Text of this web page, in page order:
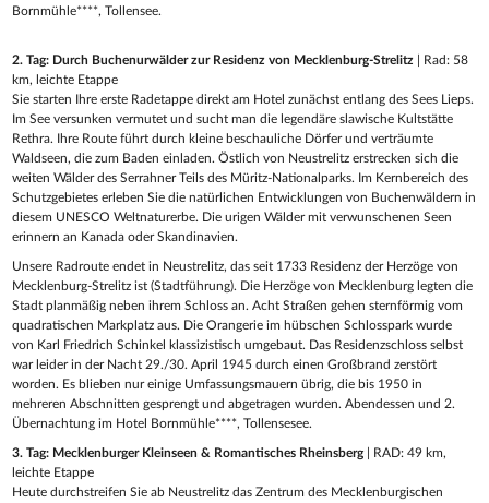
Bornmühle****, Tollensee.
2. Tag: Durch Buchenurwälder zur Residenz von Mecklenburg-Strelitz
| Rad: 58
km, leichte Etappe
Sie starten Ihre erste Radetappe direkt am Hotel zunächst entlang des Sees Lieps.
Im See versunken vermutet und sucht man die legendäre slawische Kultstätte
Rethra. Ihre Route führt durch kleine beschauliche Dörfer und verträumte
Waldseen, die zum Baden einladen. Östlich von Neustrelitz erstrecken sich die
weiten Wälder des Serrahner Teils des Müritz-Nationalparks. Im Kernbereich des
Schutzgebietes erleben Sie die natürlichen Entwicklungen von Buchenwäldern in
diesem UNESCO Weltnaturerbe. Die urigen Wälder mit verwunschenen Seen
erinnern an Kanada oder Skandinavien.
Unsere Radroute endet in Neustrelitz, das seit 1733 Residenz der Herzöge von
Mecklenburg-Strelitz ist (Stadtführung). Die Herzöge von Mecklenburg legten die
Stadt planmäßig neben ihrem Schloss an. Acht Straßen gehen sternförmig vom
quadratischen Markplatz aus. Die Orangerie im hübschen Schlosspark wurde
von Karl Friedrich Schinkel klassizistisch umgebaut. Das Residenzschloss selbst
war leider in der Nacht 29./30. April 1945 durch einen Großbrand zerstört
worden. Es blieben nur einige Umfassungsmauern übrig, die bis 1950 in
mehreren Abschnitten gesprengt und abgetragen wurden. Abendessen und 2.
Übernachtung im Hotel Bornmühle****, Tollensesee.
3. Tag: Mecklenburger Kleinseen & Romantisches Rheinsberg | RAD: 49 km,
leichte Etappe
Heute durchstreifen Sie ab Neustrelitz das Zentrum des Mecklenburgischen